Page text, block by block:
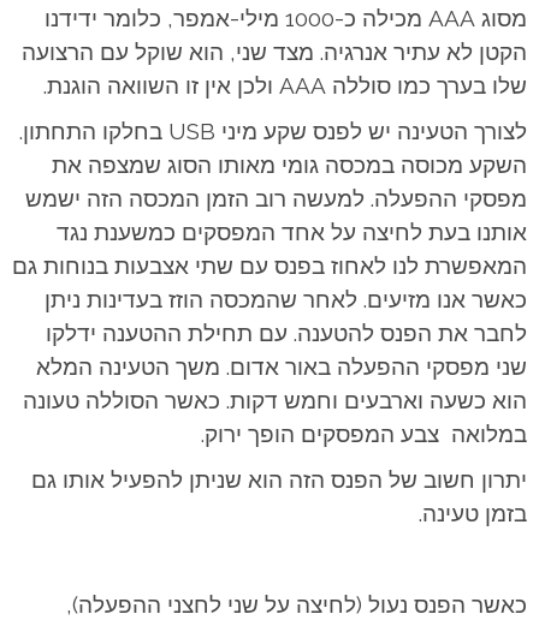
מסוג AAA מכילה כ-1000 מילי-אמפר, כלומר ידידנו
הקטן לא עתיר אנרגיה. מצד שני, הוא שוקל עם הרצועה
שלו בערך כמו סוללה AAA ולכן אין זו השוואה הוגנת.
לצורך הטעינה יש לפנס שקע מיני USB בחלקו התחתון.
השקע מכוסה במכסה גומי מאותו הסוג שמצפה את
מפסקי ההפעלה. למעשה רוב הזמן המכסה הזה ישמש
אותנו בעת לחיצה על אחד המפסקים כמשענת נגד
המאפשרת לנו לאחוז בפנס עם שתי אצבעות בנוחות גם
כאשר אנו מזיעים. לאחר שהמכסה הוזז בעדינות ניתן
לחבר את הפנס להטענה. עם תחילת ההטענה ידלקו
שני מפסקי ההפעלה באור אדום. משך הטעינה המלא
הוא כשעה וארבעים וחמש דקות. כאשר הסוללה טעונה
במלואה צבע המפסקים הופך ירוק.
יתרון חשוב של הפנס הזה הוא שניתן להפעיל אותו גם
בזמן טעינה.
כאשר הפנס נעול (לחיצה על שני לחצני ההפעלה),